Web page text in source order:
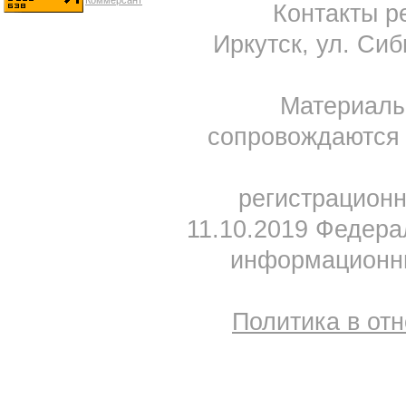
Контакты
Иркутск, ул.
11.10.2019
Политика в